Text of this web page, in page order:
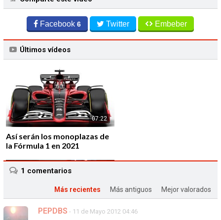
Facebook6 Twitter Embeber
Últimos vídeos
07:22
Así serán los monoplazas de
la Fórmula 1 en 2021
01:43
1 comentarios
Más recientes Más antiguos Mejor valorados
PEPDBS - 11 de Mayo 2012 04:46